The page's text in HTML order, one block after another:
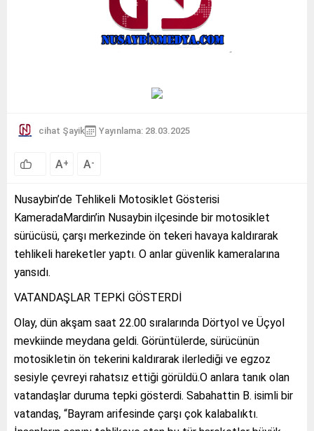
cihat Şayik Yayınlama: 28.03.2025
A+ A-
Nusaybin’de Tehlikeli Motosiklet Gösterisi
KameradaMardin’in Nusaybin ilçesinde bir motosiklet
sürücüsü, çarşı merkezinde ön tekeri havaya kaldırarak
tehlikeli hareketler yaptı. O anlar güvenlik kameralarına
yansıdı.
VATANDAŞLAR TEPKİ GÖSTERDİ
Olay, dün akşam saat 22.00 sıralarında Dörtyol ve Üçyol
mevkiinde meydana geldi. Görüntülerde, sürücünün
motosikletin ön tekerini kaldırarak ilerlediği ve egzoz
sesiyle çevreyi rahatsız ettiği görüldü.O anlara tanık olan
vatandaşlar duruma tepki gösterdi. Sabahattin B. isimli bir
vatandaş, “Bayram arifesinde çarşı çok kalabalıktı.